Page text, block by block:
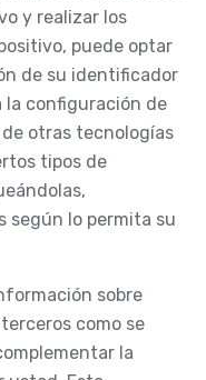
y realizar los
puede optar
de su identificador
la configuración de
otras tecnologías
tipos de
según lo permita su
sobre
como se
la